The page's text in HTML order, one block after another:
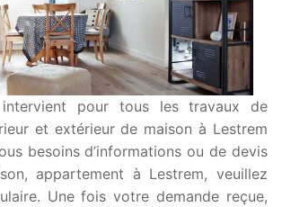
pour tous les travaux de
et extérieur de maison à Lestrem
besoins d’informations ou de devis
appartement à Lestrem, veuillez
Une fois votre demande reçue,